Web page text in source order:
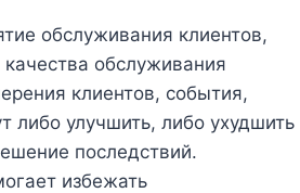
обслуживания клиентов,
обслуживания
клиентов, события,
либо улучшить, либо ухудшить
последствий.
избежать